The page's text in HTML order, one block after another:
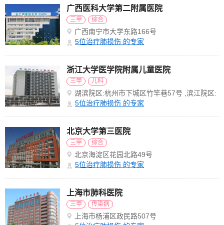
广西医科大学第二附属医院
三甲 综合
广西南宁市大学东路166号
5位治疗肺损伤 的专家
浙江大学医学院附属儿童医院
三甲 儿科
湖滨院区:杭州市下城区竹竿巷57号 ,滨江院区:
滨江经济开发区滨盛路3333号
5位治疗肺损伤 的专家
北京大学第三医院
三甲 综合
北京海淀区花园北路49号
5位治疗肺损伤 的专家
上海市肺科医院
三甲 传染病
上海市杨浦区政民路507号